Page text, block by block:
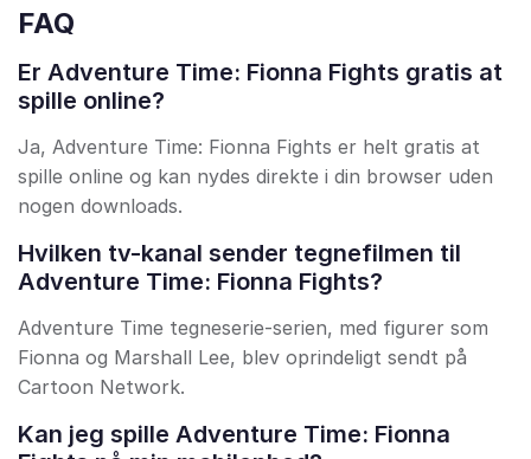
FAQ
Er Adventure Time: Fionna Fights gratis at
spille online?
Ja, Adventure Time: Fionna Fights er helt gratis at
spille online og kan nydes direkte i din browser uden
nogen downloads.
Hvilken tv-kanal sender tegnefilmen til
Adventure Time: Fionna Fights?
Adventure Time tegneserie-serien, med figurer som
Fionna og Marshall Lee, blev oprindeligt sendt på
Cartoon Network.
Kan jeg spille Adventure Time: Fionna